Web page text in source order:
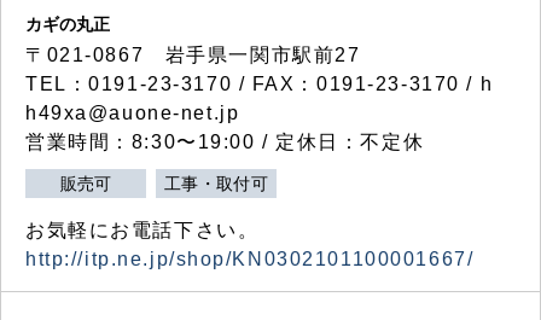
カギの丸正
〒021-0867 岩手県一関市駅前27
TEL：0191-23-3170 / FAX：0191-23-3170 / h
h49xa@auone-net.jp
営業時間：8:30〜19:00 / 定休日：不定休
販売可 工事・取付可
お気軽にお電話下さい。
http://itp.ne.jp/shop/KN0302101100001667/